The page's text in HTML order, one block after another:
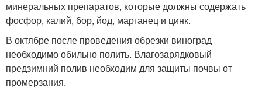
минеральных препаратов, которые должны содержать
фосфор, калий, бор, йод, марганец и цинк.
В октябре после проведения обрезки виноград
необходимо обильно полить. Влагозарядковый
предзимний полив необходим для защиты почвы от
промерзания.